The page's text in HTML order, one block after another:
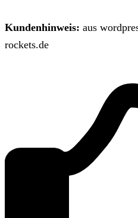
Kundenhinweis: aus
rockets.de